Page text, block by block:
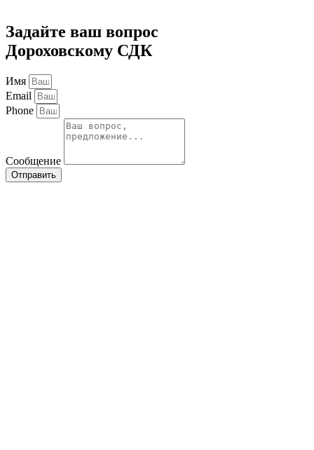
Задайте ваш вопрос
Дороховскому СДК
Имя
Email
Phone
Сообщение
Отправить